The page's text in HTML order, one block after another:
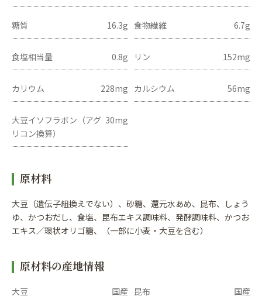
糖質 16.3g 食物繊維 6.7g
食塩相当量 0.8g リン 152mg
カリウム 228mg カルシウム 56mg
大豆イソフラボン（アグ
リコン換算）
30mg
原材料
大豆（遺伝子組換えでない）、砂糖、還元水あめ、昆布、しょう
ゆ、かつおだし、食塩、昆布エキス調味料、発酵調味料、かつお
エキス／環状オリゴ糖、（一部に小麦・大豆を含む）
原材料の産地情報
大豆 国産 昆布 国産